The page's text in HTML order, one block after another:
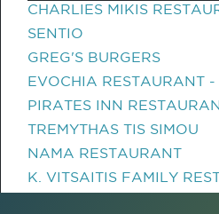
CHARLIES MIKIS
SENTIO
GREG'S BURGERS
EVOCHIA RESTAURANT
PIRATES INN
TREMYTHAS TIS SIMOU
NAMA RESTAURANT
K. VITSAITIS FAMILY